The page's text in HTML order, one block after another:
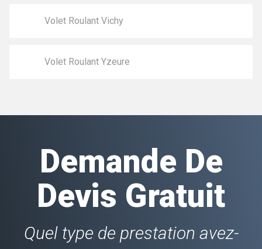
Volet Roulant Vichy
Volet Roulant Yzeure
Demande De
Devis Gratuit
Quel type de prestation avez-